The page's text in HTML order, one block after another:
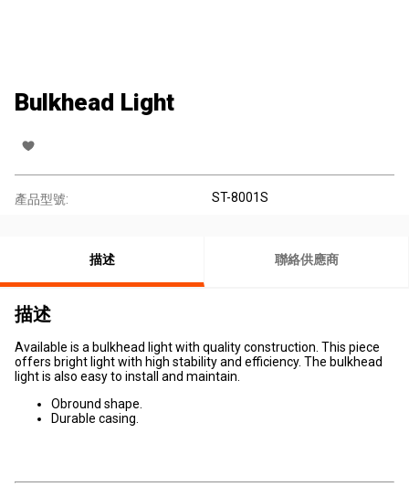
Bulkhead Light
產品型號: ST-8001S
描述 聯絡供應商
描述
Available is a bulkhead light with quality construction. This piece
offers bright light with high stability and efficiency. The bulkhead
light is also easy to install and maintain.
Obround shape.
Durable casing.